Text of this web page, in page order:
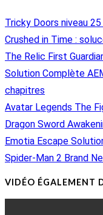
Tricky Doors niveau
Crushed in Time :
The Relic First
Solution Complète
chapitres
Avatar Legends The
Dragon Sword
Emotia Escape
Spider-Man 2 Brand
VIDÉO ÉGALEMENT